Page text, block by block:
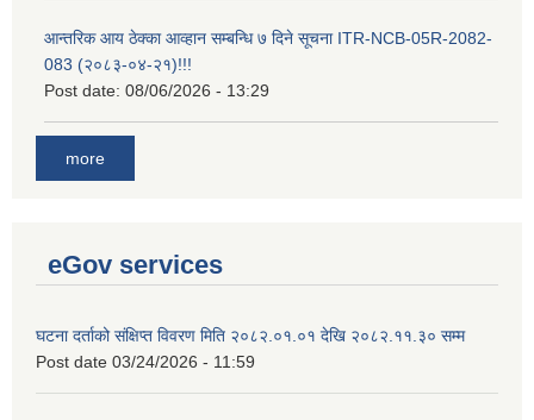
आन्तरिक आय ठेक्का आव्हान सम्बन्धि ७ दिने सूचना ITR-NCB-05R-2082-
083 (२०८३-०४-२१)!!!
Post date: 08/06/2026 - 13:29
more
eGov services
घटना दर्ताको संक्षिप्त विवरण मिति २०८२.०१.०१ देखि २०८२.११.३० सम्म
Post date 03/24/2026 - 11:59